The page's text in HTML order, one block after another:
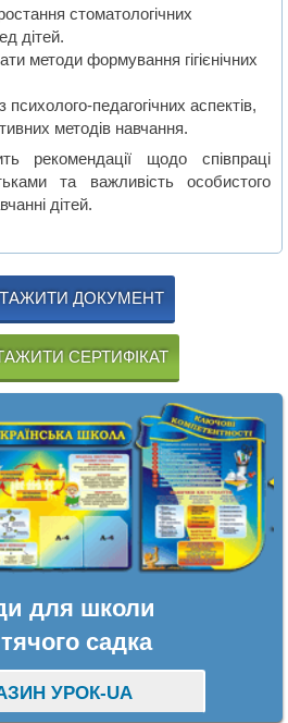
стоматологічних
дітей.
методи формування гігієнічних
психолого-педагогічних аспектів,
методів навчання.
рекомендації щодо співпраці
та важливість особистого
дітей.
ДОКУМЕНТ
СЕРТИФІКАТ
для школи
садка
УРОК-UA